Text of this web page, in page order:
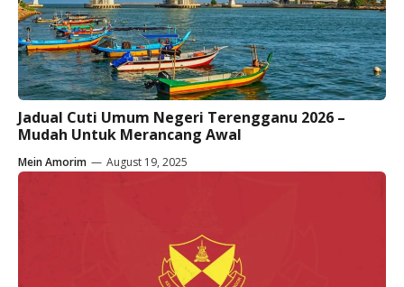
Jadual Cuti Umum Negeri Terengganu 2026 –
Mudah Untuk Merancang Awal
Mein Amorim — August 19, 2025